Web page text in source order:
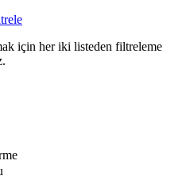
için her iki listeden filtreleme